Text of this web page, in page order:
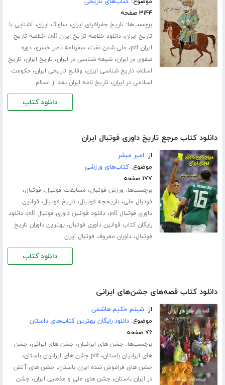
۳۱۴۴ صفحه
برچسب‌ها: تاریخ جغرافیای ایران، ساواک ایران،آشنایی با
تاریخ ایران،دانلود خلاصه تاریخ ایران pdf ، خلاصه تاریخ
ایران pdf
، ملی شدن نفت، سفرنامه ناصر خسرو،دوره
صفوی در ایران،شیعه شناسی در ایران، تاریخ ایران، تاریخ
اسلام، تاریخ شناسی ایران، وقایع تاریخی ایران،حکومت
اسلامی در ایران، تاریخ نامه ایران بعد از اسلام
دانلود کتاب
دانلود کتاب مرجع تاریخ داوری فوتبال ایران
از: امیر مبشر
موضوع:کتاب‌های ورزشی
۱۷۷ صفحه
برچسب‌ها: ورزش فوتبال، مسابقات فوتبال، فوتبال،
فوتبال ملی، تاریخچه فوتبال، تاریخ فوتبال، قوانین
داوری فوتبال pdf
،دانلود قوانین داوری فوتبال pdf ،دانلود
رایگان کتاب قوانین داوری فوتبال،بهترین داوران تاریخ
فوتبال،داوران معروف فوتبال ایران
دانلود کتاب
دانلود کتاب قصه‌های جشن‌های ایرانی
از:شبنم حکیم هاشمی
موضوع:دانلود رایگان بهترین کتاب‌های داستان
۷۶ صفحه
برچسب‌ها: جشن های ایرانیان، جشن های ایرانی، جشن
های ایرانیان باستان،pdf جشن های ایرانیان باستان ،
جشن های فراموش شده ایران باستان، جشن های آتش
در ایران باستان، جشن های ملی و مذهبی ایران، جشن